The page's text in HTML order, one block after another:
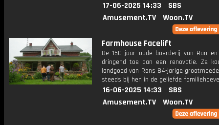
17-06-2025 14:33
SBS
Amusement.TV
Woon.TV
Farmhouse Facelift
De 150 jaar oude boerderij van Ron
dringend toe aan een renovatie. Ze
landgoed van Rons 84-jarige
steeds bij hen in de geliefde
16-06-2025 14:33
SBS
Amusement.TV
Woon.TV